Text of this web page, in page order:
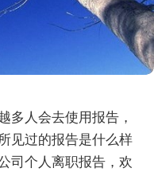
多人会去使用报告，
见过的报告是什么样
司个人离职报告，欢